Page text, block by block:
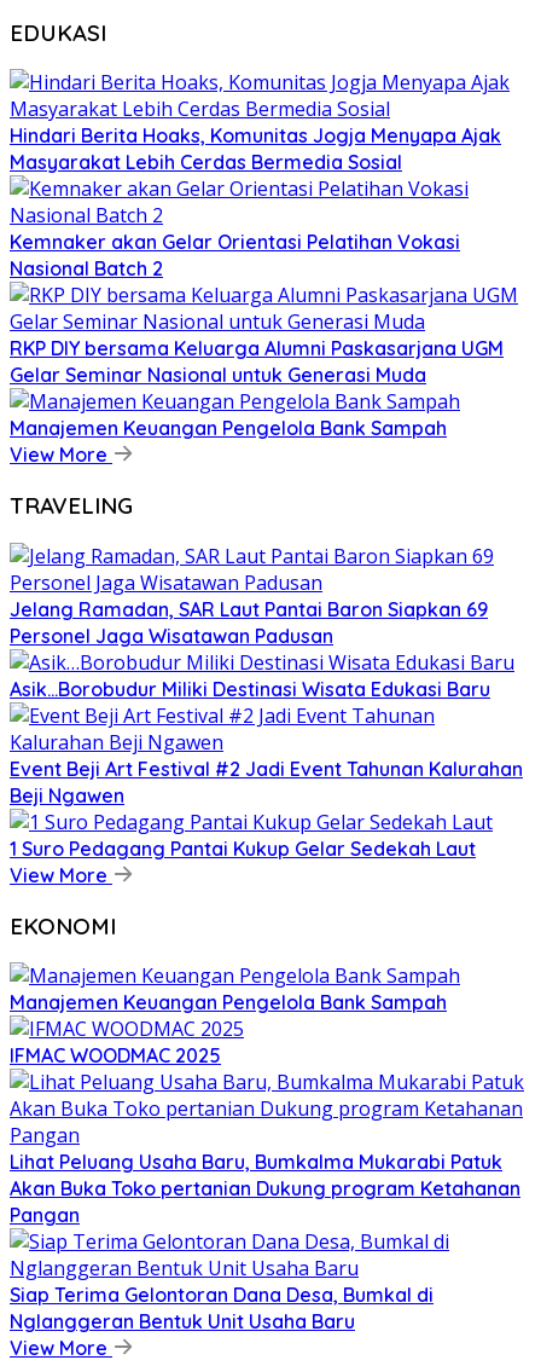
EDUKASI
Hindari Berita Hoaks, Komunitas Jogja Menyapa Ajak
Masyarakat Lebih Cerdas Bermedia Sosial
Kemnaker akan Gelar Orientasi Pelatihan Vokasi
Nasional Batch 2
RKP DIY bersama Keluarga Alumni Paskasarjana UGM
Gelar Seminar Nasional untuk Generasi Muda
Manajemen Keuangan Pengelola Bank Sampah
View More
TRAVELING
Jelang Ramadan, SAR Laut Pantai Baron Siapkan 69
Personel Jaga Wisatawan Padusan
Asik…Borobudur Miliki Destinasi Wisata Edukasi Baru
Event Beji Art Festival #2 Jadi Event Tahunan Kalurahan
Beji Ngawen
1 Suro Pedagang Pantai Kukup Gelar Sedekah Laut
View More
EKONOMI
Manajemen Keuangan Pengelola Bank Sampah
IFMAC WOODMAC 2025
Lihat Peluang Usaha Baru, Bumkalma Mukarabi Patuk
Akan Buka Toko pertanian Dukung program Ketahanan
Pangan
Siap Terima Gelontoran Dana Desa, Bumkal di
Nglanggeran Bentuk Unit Usaha Baru
View More